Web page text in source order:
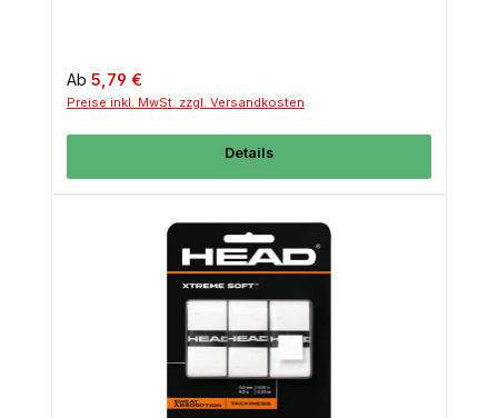
Regulärer Preis:
Ab 5,79 €
Preise inkl. MwSt. zzgl. Versandkosten
Details